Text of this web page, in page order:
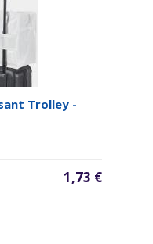
Trolley -
1,73 €